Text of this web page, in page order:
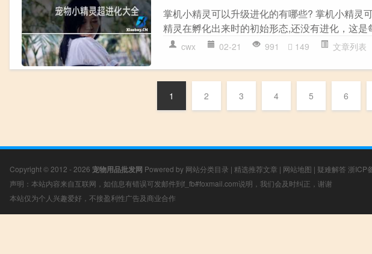
掌机小精灵可以升级进化的有哪些? 掌机小精灵
精灵在孵化出来时的初始形态,还没有进化，这是
cwx 02-21 991 149 文章列表
1 2 3 4 5 6
Copyright © 2012 - 2026 宠物用品批发网 Powered by 网站分类目录 | 精选推荐文章 | 网站地图 | 疑难解答 浙ICP
声明：本站内容来自互联网，如信息有错误可发邮件到f_fb#foxmail.com说明，我们会及时纠正，谢谢
本站仅为个人兴趣爱好，不接盈利性广告及商业合作